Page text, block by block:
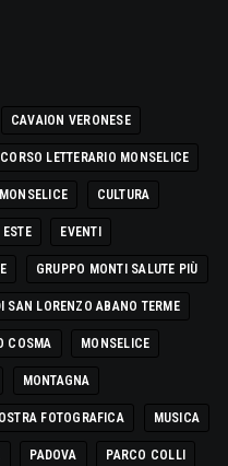
CAVAION VERONESE
LETTERARIO MONSELICE
CULTURA
ESTE EVENTI
GRUPPO MONTI SALUTE PIÙ
SAN LORENZO ABANO TERME
COSMA MONSELICE
MONTAGNA
FOTOGRAFICA MUSICA
PADOVA PARCO COLLI